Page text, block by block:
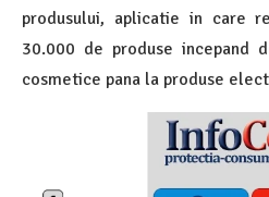
produsului, aplicatie in care
30.000 de produse incepand
cosmetice pana la produse